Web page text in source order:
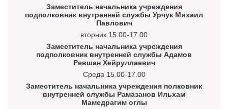
Заместитель начальника учреждения
подполковник внутренней службы Урчук Михаил
Павлович
вторник 15.00-17.00
Заместитель начальника учреждения
подполковник внутренней службы Адамов
Ревшан Хейруллаевич
Среда 15.00-17.00
Заместитель начальника учреждения полковник
внутренней службы Рамазанов Ильхам
Мамедрагим оглы